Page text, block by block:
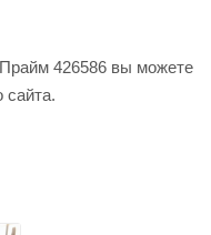
426586 вы можете
сайта.